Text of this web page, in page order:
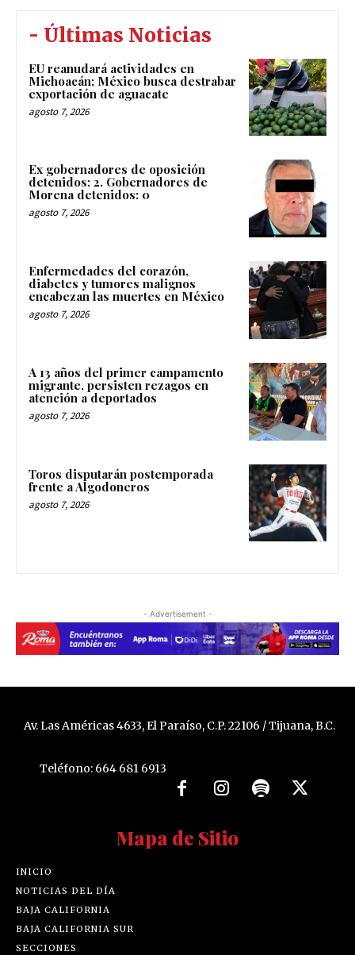
- Últimas Noticias
EU reanudará actividades en
Michoacán; México busca destrabar
exportación de aguacate
agosto 7, 2026
Ex gobernadores de oposición
detenidos: 2. Gobernadores de
Morena detenidos: 0
agosto 7, 2026
Enfermedades del corazón,
diabetes y tumores malignos
encabezan las muertes en México
agosto 7, 2026
A 13 años del primer campamento
migrante, persisten rezagos en
atención a deportados
agosto 7, 2026
Toros disputarán postemporada
frente a Algodoneros
agosto 7, 2026
- Advertisement -
Av. Las Américas 4633, El Paraíso, C.P. 22106 / Tijuana, B.C.
Teléfono: 664 681 6913
Mapa de Sitio
INICIO
NOTICIAS DEL DÍA
BAJA CALIFORNIA
BAJA CALIFORNIA SUR
SECCIONES